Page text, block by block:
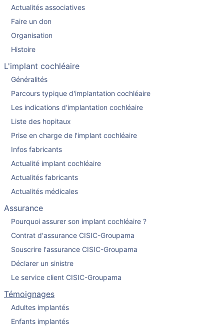
Actualités associatives
Faire un don
Organisation
Histoire
L'implant cochléaire
Généralités
Parcours typique d'implantation cochléaire
Les indications d'implantation cochléaire
Liste des hopitaux
Prise en charge de l'implant cochléaire
Infos fabricants
Actualité implant cochléaire
Actualités fabricants
Actualités médicales
Assurance
Pourquoi assurer son implant cochléaire ?
Contrat d'assurance CISIC-Groupama
Souscrire l'assurance CISIC-Groupama
Déclarer un sinistre
Le service client CISIC-Groupama
Témoignages
Adultes implantés
Enfants implantés